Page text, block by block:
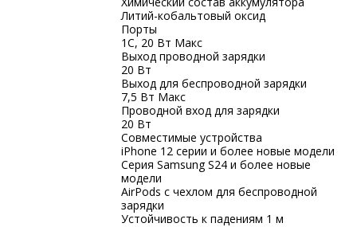
Литий-кобальтовый оксид
Порты
1С, 20 Вт Макс
Выход проводной зарядки
20 Вт
Выход для беспроводной зарядки
7,5 Вт Макс
Проводной вход для зарядки
20 Вт
Совместимые устройства
iPhone 12 серии и более новые модели
Серия Samsung S24 и более новые
модели
AirPods с чехлом для беспроводной
зарядки
Устойчивость к падениям 1 м